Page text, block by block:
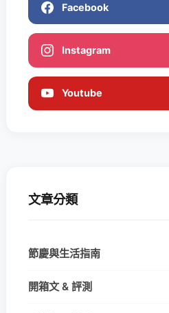
Facebook
Instagram
Youtube
文章分類
節慶與生活指南
開箱文 & 評測